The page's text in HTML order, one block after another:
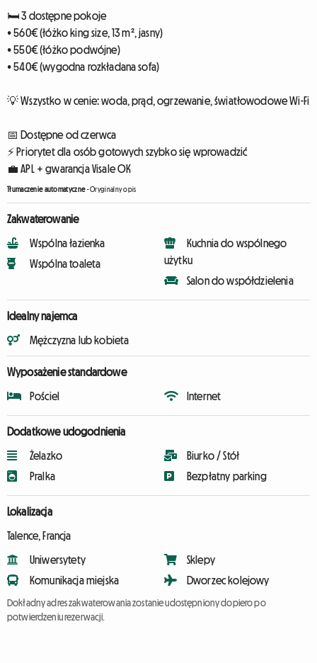
🛏️ 3 dostępne pokoje
• 560€ (łóżko king size, 13 m², jasny)
• 550€ (łóżko podwójne)
• 540€ (wygodna rozkładana sofa)
💡 Wszystko w cenie: woda, prąd, ogrzewanie, światłowodowe Wi-Fi
📅 Dostępne od czerwca
⚡ Priorytet dla osób gotowych szybko się wprowadzić
💼 APL + gwarancja Visale OK
Tłumaczenie automatyczne-Oryginalny opis
Zakwaterowanie
Wspólna łazienka
Wspólna toaleta
Kuchnia do wspólnego
użytku
Salon do współdzielenia
Idealny najemca
Mężczyzna lub kobieta
Wyposażenie standardowe
Pościel Internet
Dodatkowe udogodnienia
Żelazko
Pralka
Biurko / Stół
Bezpłatny parking
Lokalizacja
Talence, Francja
Uniwersytety
Komunikacja miejska
Sklepy
Dworzec kolejowy
Dokładny adres zakwaterowania zostanie udostępniony dopiero po
potwierdzeniu rezerwacji.